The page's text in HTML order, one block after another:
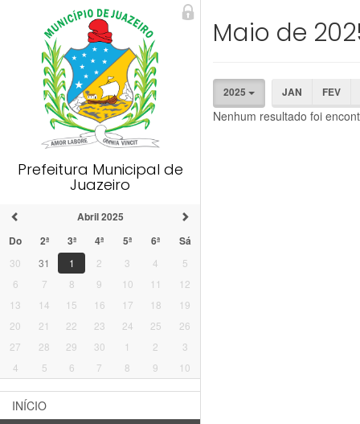
Prefeitura Municipal de
Juazeiro
Abril 2025
Do
2ª 3ª 4ª 5ª 6ª Sá
30 31 1 2 3 4
5
6
7 8 9 10 11
12
13
14 15 16 17 18
19
20
21 22 23 24 25
26
27
28 29 30 1 2
3
4
5 6 7 8 9 10
INÍCIO
Maio de
2025 JAN FEV
Nenhum resultado foi